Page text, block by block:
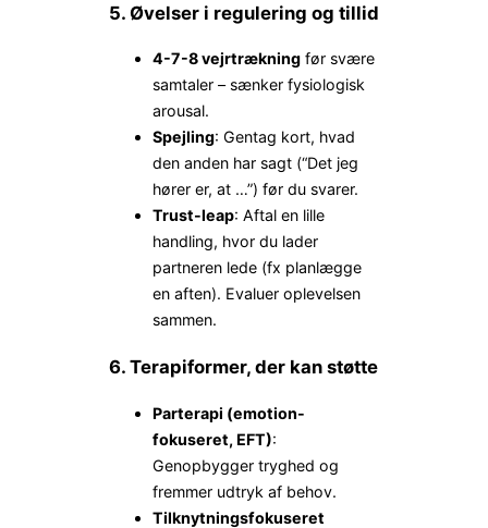
5. Øvelser i regulering og tillid
4-7-8 vejrtrækning før svære
samtaler – sænker fysiologisk
arousal.
Spejling: Gentag kort, hvad
den anden har sagt (“Det jeg
hører er, at …”) før du svarer.
Trust-leap: Aftal en lille
handling, hvor du lader
partneren lede (fx planlægge
en aften). Evaluer oplevelsen
sammen.
6. Terapiformer, der kan støtte
Parterapi (emotion-
fokuseret, EFT):
Genopbygger tryghed og
fremmer udtryk af behov.
Tilknytningsfokuseret